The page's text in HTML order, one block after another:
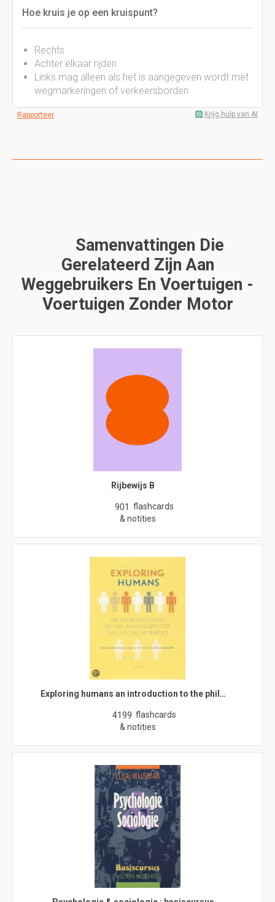
Hoe kruis je op een kruispunt?
Rechts
Achter elkaar rijden
Links mag alleen als het is aangegeven wordt met
wegmarkeringen of verkeersborden
Rapporteer Krijg hulp van AI
Samenvattingen Die
Gerelateerd Zijn Aan
Weggebruikers En Voertuigen -
Voertuigen Zonder Motor
Rijbewijs B
901 flashcards
& notities
Exploring humans an introduction to the phil…
4199 flashcards
& notities